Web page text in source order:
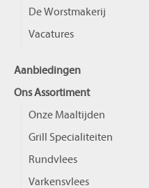
De Worstmakerij
Vacatures
Aanbiedingen
Ons Assortiment
Onze Maaltijden
Grill Specialiteiten
Rundvlees
Varkensvlees